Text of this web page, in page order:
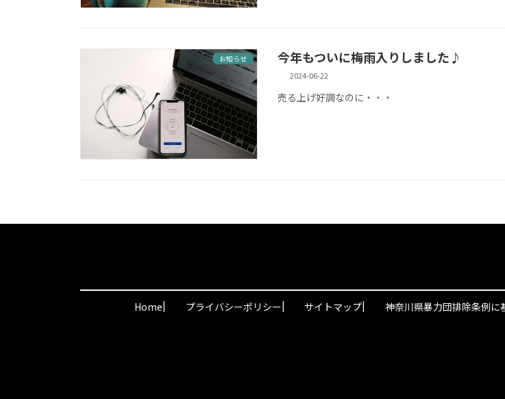
お知らせ 今年もついに梅雨入りしました♪
2024-06-22
売る上げ好調なのに・・・
Home| プライバシーポリシー| サイトマップ| 神奈川県暴力団排除条例に